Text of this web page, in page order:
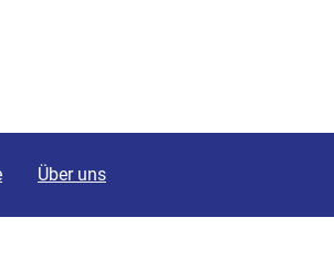
Über uns